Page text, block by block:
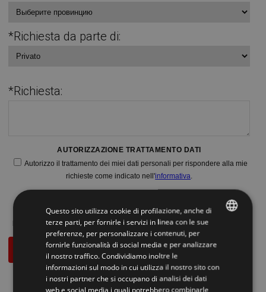
*Richiesta da parte di:
*Richiesta:
AUTORIZZAZIONE TRATTAMENTO DATI
Autorizzo il trattamento dei miei dati personali per rispondere alla mie
richieste come indicato nell'informativa
Fornisco il consenso per le finalità di ricezione di comunicazioni
promozionali e commerciali come indicato nell'informativa.
Richiedi informazioni
Questo sito utilizza cookie di profilazione, anche di
terze parti, per fornirle i servizi in linea con le sue
preferenze, per personalizzare i contenuti, per
fornirle funzionalità di social media e per analizzare
il nostro traffico. Condividiamo inoltre le
informazioni sul modo in cui utilizza il nostro sito con
i nostri partner che si occupano di analisi dei dati
web e social media i quali potrebbero combinarle